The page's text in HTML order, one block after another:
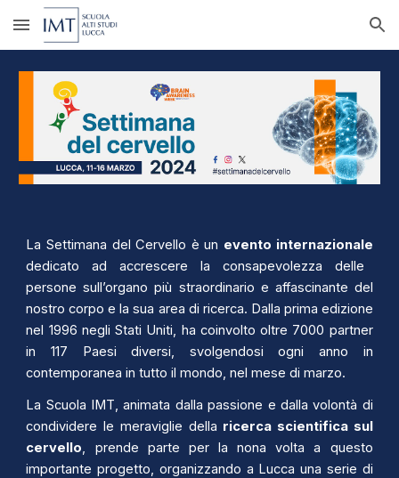
Skip to main content Skip to navigation
La Settimana del Cervello è un evento internazionale
dedicato ad accrescere la consapevolezza delle
persone sull’organo più straordinario e affascinante del
nostro corpo e la sua area di ricerca. Dalla prima edizione
nel 1996 negli Stati Uniti, ha coinvolto oltre 7000 partner
in 117 Paesi diversi, svolgendosi ogni anno in
contemporanea in tutto il mondo, nel mese di marzo.
La Scuola IMT, animata dalla passione e dalla volontà di
condividere le meraviglie della ricerca scientifica sul
cervello, prende parte per la nona volta a questo
importante progetto, organizzando a Lucca una serie di